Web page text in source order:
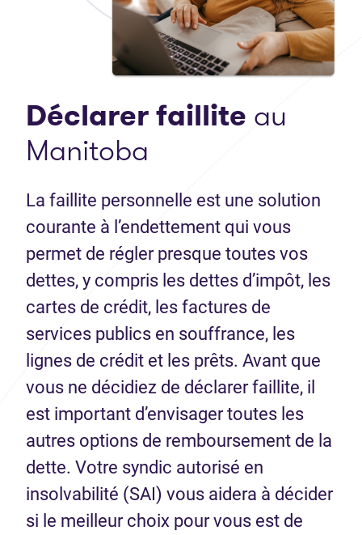
Déclarer faillite au
Manitoba
La faillite personnelle est une solution
courante à l’endettement qui vous
permet de régler presque toutes vos
dettes, y compris les dettes d’impôt, les
cartes de crédit, les factures de
services publics en souffrance, les
lignes de crédit et les prêts. Avant que
vous ne décidiez de déclarer faillite, il
est important d’envisager toutes les
autres options de remboursement de la
dette. Votre syndic autorisé en
insolvabilité (SAI) vous aidera à décider
si le meilleur choix pour vous est de